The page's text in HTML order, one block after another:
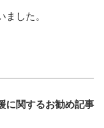
した。
に関するお勧め記事